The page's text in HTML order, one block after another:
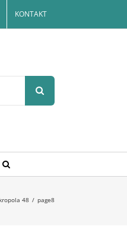
KONTAKT
48 / page8